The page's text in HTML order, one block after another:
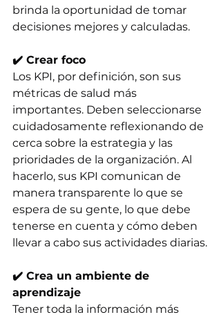
brinda la oportunidad de tomar
decisiones mejores y calculadas.
✔️ Crear foco
Los KPI, por definición, son sus
métricas de salud más
importantes. Deben seleccionarse
cuidadosamente reflexionando de
cerca sobre la estrategia y las
prioridades de la organización. Al
hacerlo, sus KPI comunican de
manera transparente lo que se
espera de su gente, lo que debe
tenerse en cuenta y cómo deben
llevar a cabo sus actividades diarias.
✔️ Crea un ambiente de
aprendizaje
Tener toda la información más